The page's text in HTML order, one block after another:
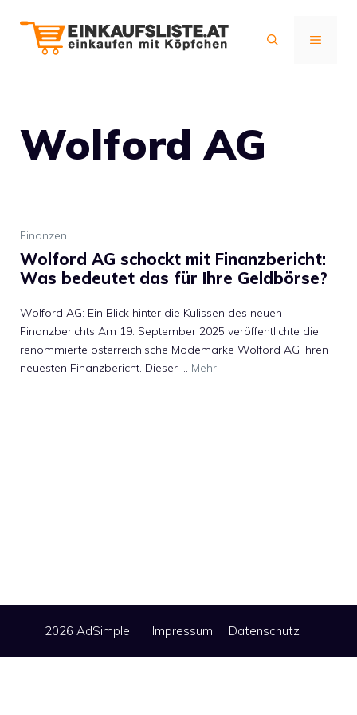
Inhalt
MENÜ
Wolford AG
Finanzen
Wolford AG schockt mit Finanzbericht:
Was bedeutet das für Ihre Geldbörse?
Wolford AG: Ein Blick hinter die Kulissen des neuen
Finanzberichts Am 19. September 2025 veröffentlichte die
renommierte österreichische Modemarke Wolford AG ihren
neuesten Finanzbericht. Dieser … Mehr
2026 AdSimple Impressum Datenschutz